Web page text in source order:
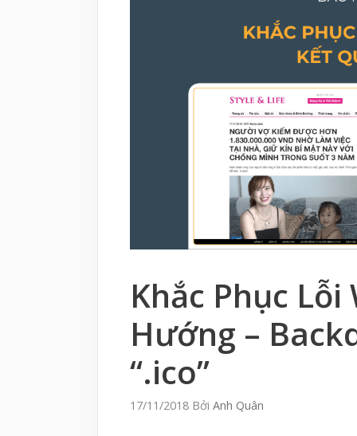
Khắc Phục
Hướng –
“.ico”
17/11/2018 Bởi Anh Quân